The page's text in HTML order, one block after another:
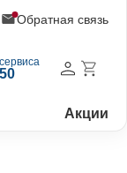
Обратная связь
Акции